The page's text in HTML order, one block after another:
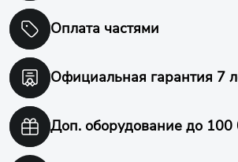
Оплата частями
Официальная гарантия 7
Доп. оборудование до 100